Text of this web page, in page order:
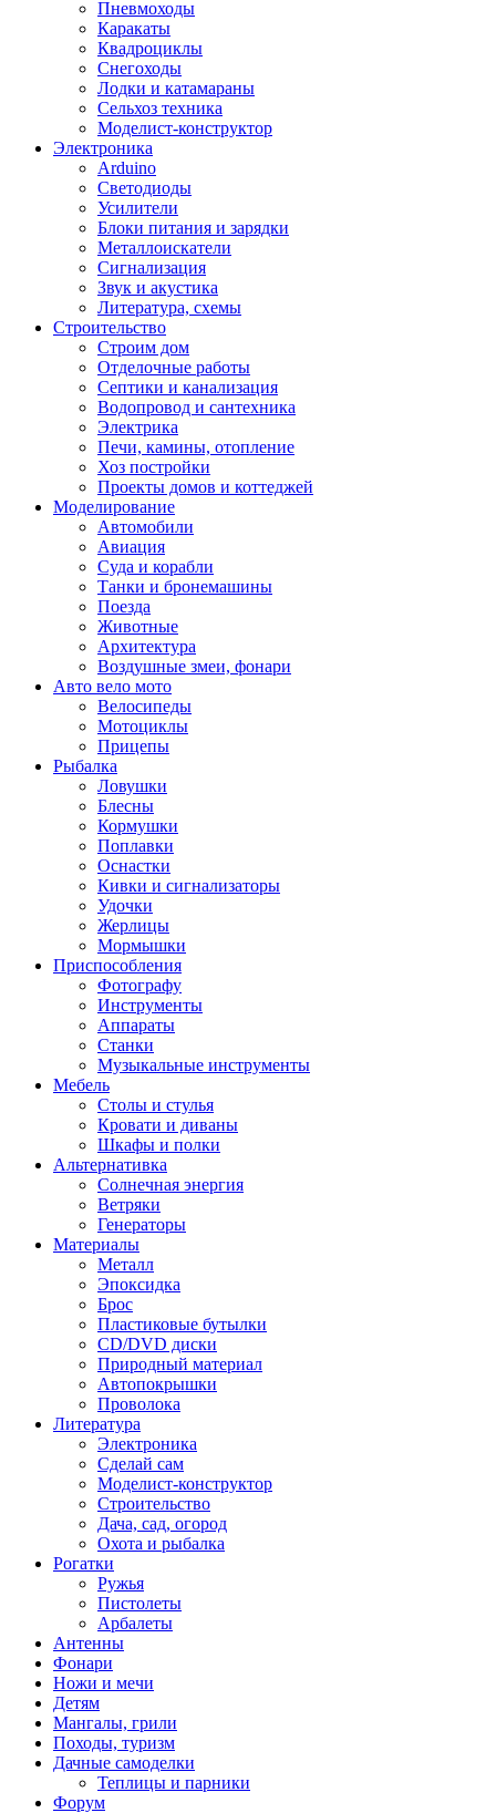
Пневмоходы
Каракаты
Квадроциклы
Снегоходы
Лодки и катамараны
Сельхоз техника
Моделист-конструктор
Электроника
Arduino
Светодиоды
Усилители
Блоки питания и зарядки
Металлоискатели
Сигнализация
Звук и акустика
Литература, схемы
Строительство
Строим дом
Отделочные работы
Септики и канализация
Водопровод и сантехника
Электрика
Печи, камины, отопление
Хоз постройки
Проекты домов и коттеджей
Моделирование
Автомобили
Авиация
Суда и корабли
Танки и бронемашины
Поезда
Животные
Архитектура
Воздушные змеи, фонари
Авто вело мото
Велосипеды
Мотоциклы
Прицепы
Рыбалка
Ловушки
Блесны
Кормушки
Поплавки
Оснастки
Кивки и сигнализаторы
Удочки
Жерлицы
Мормышки
Приспособления
Фотографу
Инструменты
Аппараты
Станки
Музыкальные инструменты
Мебель
Столы и стулья
Кровати и диваны
Шкафы и полки
Альтернативка
Солнечная энергия
Ветряки
Генераторы
Материалы
Металл
Эпоксидка
Брос
Пластиковые бутылки
CD/DVD диски
Природный материал
Автопокрышки
Проволока
Литература
Электроника
Сделай сам
Моделист-конструктор
Строительство
Дача, сад, огород
Охота и рыбалка
Рогатки
Ружья
Пистолеты
Арбалеты
Антенны
Фонари
Ножи и мечи
Детям
Мангалы, грили
Походы, туризм
Дачные самоделки
Теплицы и парники
Форум